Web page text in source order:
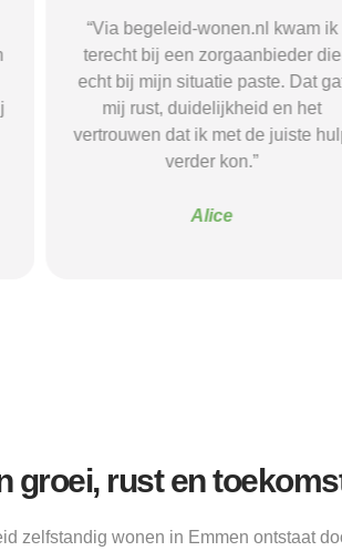
wonen.nl kwam ik
zorgaanbieder die
paste. Dat gaf
en het
met de juiste hulp
kon.”
“Met hulp
vond ik
ik nodig had.
mij
structuur,
groei, rust en
zelfstandig wonen in Emmen ontstaat